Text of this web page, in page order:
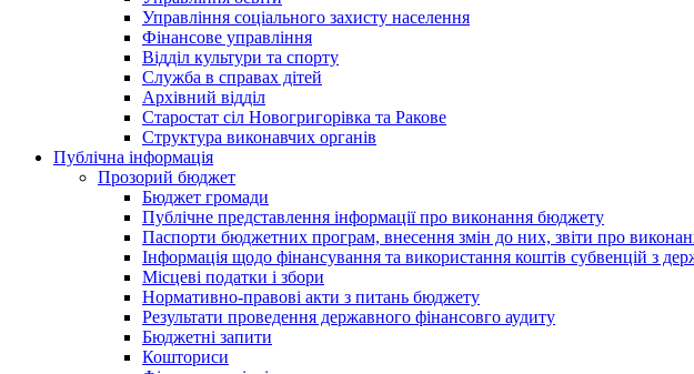
Управління соціального захисту населення
Фінансове управління
Відділ культури та спорту
Служба в справах дітей
Архівний відділ
Старостат сіл Новогригорівка та Ракове
Структура виконавчих органів
Публічна інформація
Прозорий бюджет
Бюджет громади
Публічне представлення інформації про виконання бюджету
Паспорти бюджетних програм, внесення змін до них, звіти про
Інформація щодо фінансування та використання коштів субвенцій з
Місцеві податки і збори
Нормативно-правові акти з питань бюджету
Результати проведення державного фінансовго аудиту
Бюджетні запити
Кошториси